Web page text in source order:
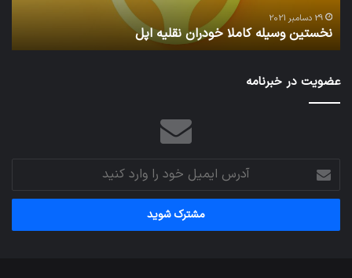
29 دسامبر 2021
نخستین وسیله کاملا خودران نقلیه اپل
عضویت در خبرنامه
آدرس
ایمیل
خود
وارد